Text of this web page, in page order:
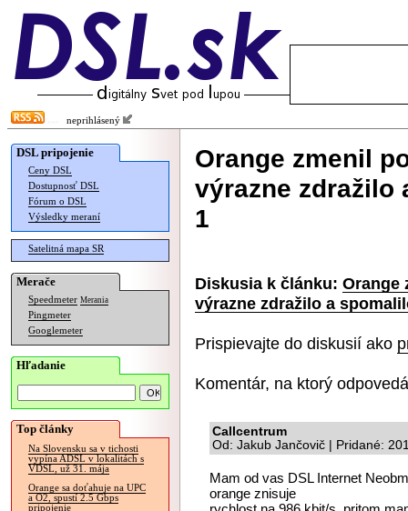
neprihlásený
DSL pripojenie
Ceny DSL
Dostupnosť DSL
Fórum o DSL
Výsledky meraní
Satelitná mapa SR
Merače
Speedmeter Merania
Pingmeter
Googlemeter
Hľadanie
Top články
Na Slovensku sa v tichosti
vypína ADSL v lokalitách s
VDSL, už 31. mája
Orange sa doťahuje na UPC
a O2, spustí 2.5 Gbps
pripojenie
Orange zmenil
výrazne zdražilo
1
Diskusia k článku: Orange
výrazne zdražilo a
Prispievajte do diskusií ako
Komentár, na ktorý
Callcentrum
Od: Jakub Jančovič | Pridané:
Mam od vas DSL Internet
orange znisuje